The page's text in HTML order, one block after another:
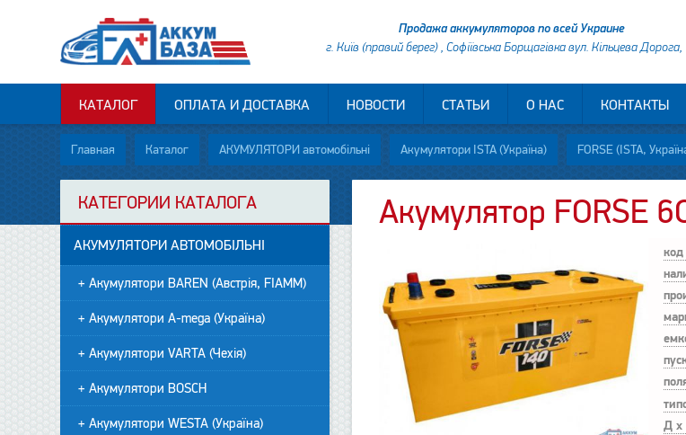
Продажа аккумуляторов по всей Украине
г. Київ (правий берег) , Софіївська Борщагівка вул. Кільцева Дорога,
КАТАЛОГ ОПЛАТА И ДОСТАВКА НОВОСТИ СТАТЬИ О НАС КОНТАКТЫ
Главная Каталог АКУМУЛЯТОРИ автомобільні Акумулятори ISTA (Україна) FORSE (ISTA,
Акумулятор FORSE
код
Д х
КАТЕГОРИИ КАТАЛОГА
АКУМУЛЯТОРИ АВТОМОБІЛЬНІ
+ Акумулятори BAREN (Австрія, FIAMM)
+ Акумулятори A-mega (Україна)
+ Акумулятори VARTA (Чехія)
+ Акумулятори BOSCH
+ Акумулятори WESTA (Україна)